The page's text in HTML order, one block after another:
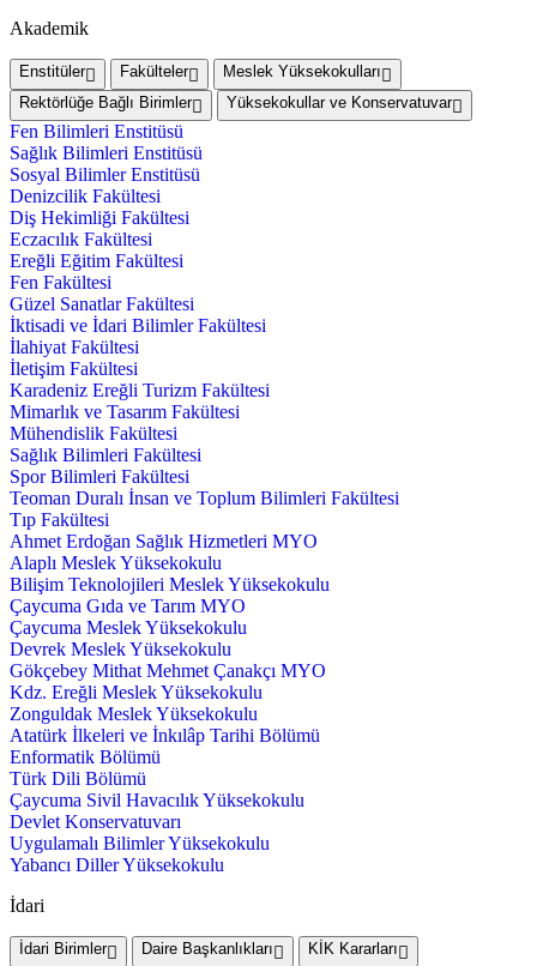
Akademik
Enstitüler Fakülteler
Meslek Yüksekokulları
Rektörlüğe Bağlı Birimler
Yüksekokullar ve Konservatuvar
Fen Bilimleri Enstitüsü
Sağlık Bilimleri Enstitüsü
Sosyal Bilimler Enstitüsü
Denizcilik Fakültesi
Diş Hekimliği Fakültesi
Eczacılık Fakültesi
Ereğli Eğitim Fakültesi
Fen Fakültesi
Güzel Sanatlar Fakültesi
İktisadi ve İdari Bilimler Fakültesi
İlahiyat Fakültesi
İletişim Fakültesi
Karadeniz Ereğli Turizm Fakültesi
Mimarlık ve Tasarım Fakültesi
Mühendislik Fakültesi
Sağlık Bilimleri Fakültesi
Spor Bilimleri Fakültesi
Teoman Duralı İnsan ve Toplum Bilimleri Fakültesi
Tıp Fakültesi
Ahmet Erdoğan Sağlık Hizmetleri MYO
Alaplı Meslek Yüksekokulu
Bilişim Teknolojileri Meslek Yüksekokulu
Çaycuma Gıda ve Tarım MYO
Çaycuma Meslek Yüksekokulu
Devrek Meslek Yüksekokulu
Gökçebey Mithat Mehmet Çanakçı MYO
Kdz. Ereğli Meslek Yüksekokulu
Zonguldak Meslek Yüksekokulu
Atatürk İlkeleri ve İnkılâp Tarihi Bölümü
Enformatik Bölümü
Türk Dili Bölümü
Çaycuma Sivil Havacılık Yüksekokulu
Devlet Konservatuvarı
Uygulamalı Bilimler Yüksekokulu
Yabancı Diller Yüksekokulu
İdari
İdari Birimler Daire Başkanlıkları KİK Kararları